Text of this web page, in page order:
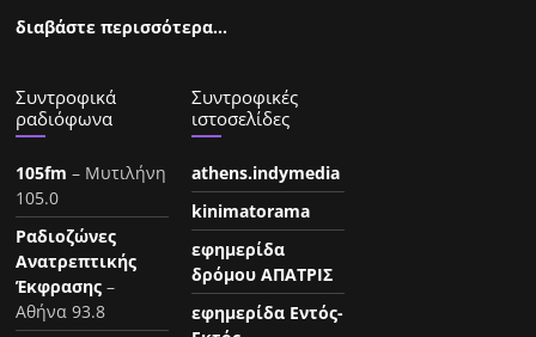
διαβάστε περισσότερα…
Συντροφικά
ραδιόφωνα
105fm – Μυτιλήνη
105.0
Ραδιοζώνες
Ανατρεπτικής
Έκφρασης –
Αθήνα 93.8
Συντροφικές
ιστοσελίδες
athens.indymedia
kinimatorama
εφημερίδα
δρόμου ΑΠΑΤΡΙΣ
εφημερίδα Εντός-